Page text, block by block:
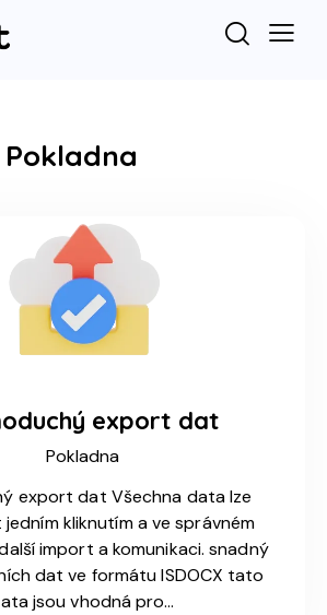
Pokladna
export dat
Pokladna
export dat Všechna data lze
kliknutím a ve správném
import a komunikaci. snadný
dat ve formátu ISDOCX tato
jsou vhodná pro…